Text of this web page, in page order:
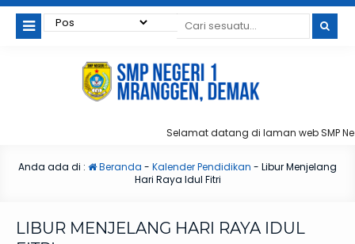
Selamat datang di laman web SMP
Anda ada di : Beranda - Kalender Pendidikan - Libur Menjelang
Hari Raya Idul Fitri
LIBUR MENJELANG HARI RAYA IDUL